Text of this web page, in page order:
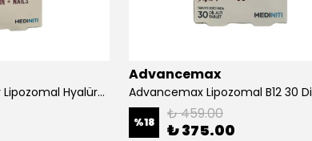
Advancemax Beauty Lipozomal Hyalüronik Asit Keratin Biotin Zn 30 Kapsül 8684375607556
Advancemax
%18 ₺ 459.00
₺ 375.00